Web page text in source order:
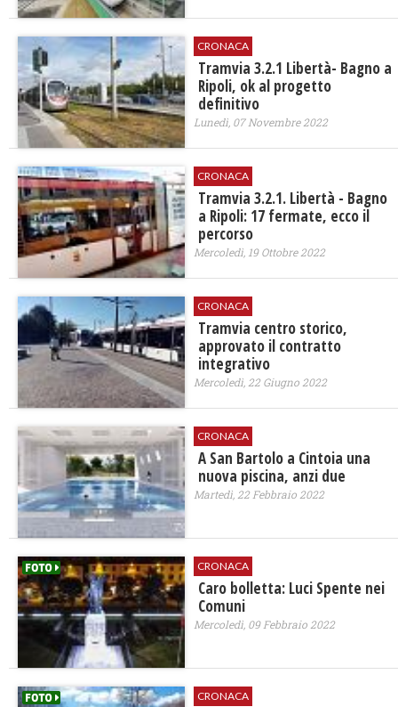
CRONACA
Tramvia 3.2.1 Libertà- Bagno a
Ripoli, ok al progetto
definitivo
Lunedì, 07 Novembre 2022
CRONACA
Tramvia 3.2.1. Libertà - Bagno
a Ripoli: 17 fermate, ecco il
percorso
Mercoledì, 19 Ottobre 2022
CRONACA
Tramvia centro storico,
approvato il contratto
integrativo
Mercoledì, 22 Giugno 2022
CRONACA
A San Bartolo a Cintoia una
nuova piscina, anzi due
Martedì, 22 Febbraio 2022
CRONACA
Caro bolletta: Luci Spente nei
Comuni
Mercoledì, 09 Febbraio 2022
CRONACA